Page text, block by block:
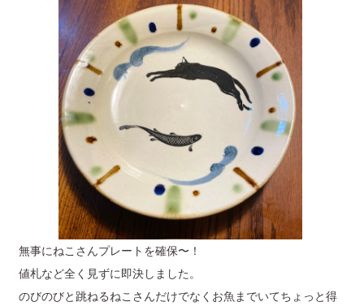
無事にねこさんプレートを確保〜！
値札など全く見ずに即決しました。
のびのびと跳ねるねこさんだけでなくお魚までいてちょっと得